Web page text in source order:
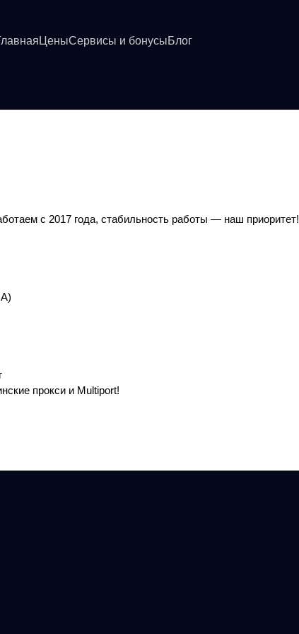
ЦеныСервисы и бонусыБлог
с 2017 года, стабильность работы — наш приоритет!
прокси и Multiport!